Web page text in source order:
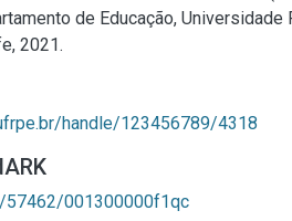
de Educação, Universidade
2021.
handle/123456789/4318
57462/001300000f1qc